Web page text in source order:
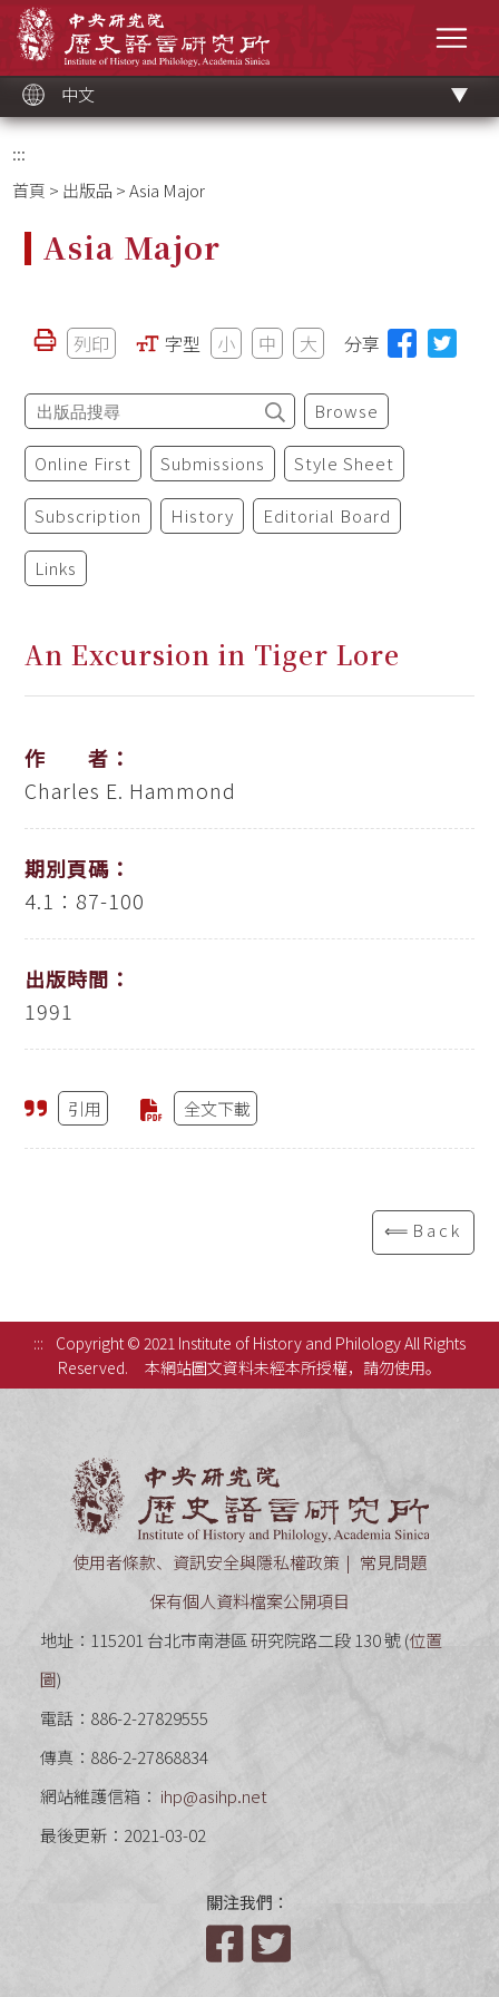
中文
:::
首頁 > 出版品 > Asia Major
Asia Major
列印 字型 小 中 大 分享
Browse
Online First Submissions Style Sheet
Subscription History Editorial Board
Links
An Excursion in Tiger Lore
作 者：
Charles E. Hammond
期別頁碼：
4.1：87-100
出版時間：
1991
引用 全文下載
⟸Back
:::
Copyright © 2021 Institute of History and Philology All Rights
Reserved.
本網站圖文資料未經本所授權，請勿使用。
使用者條款、資訊安全與隱私權政策
常見問題
保有個人資料檔案公開項目
地址：115201 台北市南港區 研究院路二段 130 號 (位置
圖)
電話：886-2-27829555
傳真：886-2-27868834
網站維護信箱： ihp@asihp.net
最後更新：2021-03-02
關注我們：
Facebook